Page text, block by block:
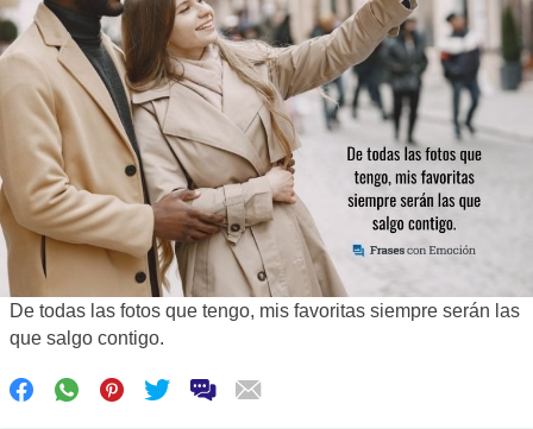
De todas las fotos que tengo, mis favoritas siempre serán las
que salgo contigo.